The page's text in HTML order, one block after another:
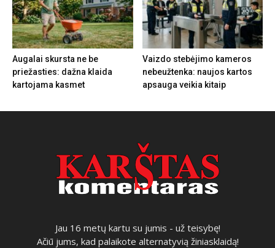
Augalai skursta ne be
priežasties: dažna klaida
kartojama kasmet
Vaizdo stebėjimo kameros
nebeužtenka: naujos kartos
apsauga veikia kitaip
Jau 16 metų kartu su jumis - už teisybę!
Ačiū jums, kad palaikote alternatyvią žiniasklaidą!